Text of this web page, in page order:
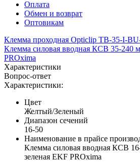
Оплата
Обмен и возврат
Оптовикам
Клемма проходная Opticlip TB-35-I-
Клемма силовая вводная КСВ 35-240
PROxima
Характеристики
Вопрос-ответ
Характеристики:
Цвет
Желтый/Зеленый
Диапазон сечений
16-50
Наименование в прайсе
Клемма силовая вводная КСВ
зеленая EKF PROxima